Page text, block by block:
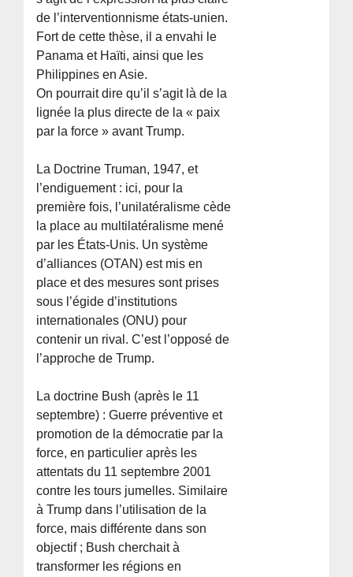
de l’interventionnisme états-unien.
Fort de cette thèse, il a envahi le
Panama et Haïti, ainsi que les
Philippines en Asie.
On pourrait dire qu’il s’agit là de la
lignée la plus directe de la « paix
par la force » avant Trump.
La Doctrine Truman, 1947, et
l’endiguement : ici, pour la
première fois, l’unilatéralisme cède
la place au multilatéralisme mené
par les États-Unis. Un système
d’alliances (OTAN) est mis en
place et des mesures sont prises
sous l’égide d’institutions
internationales (ONU) pour
contenir un rival. C’est l’opposé de
l’approche de Trump.
La doctrine Bush (après le 11
septembre) : Guerre préventive et
promotion de la démocratie par la
force, en particulier après les
attentats du 11 septembre 2001
contre les tours jumelles. Similaire
à Trump dans l’utilisation de la
force, mais différente dans son
objectif ; Bush cherchait à
transformer les régions en